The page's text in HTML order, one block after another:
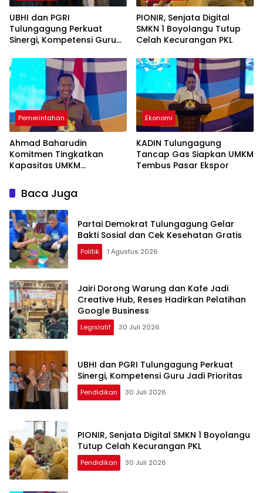
UBHI dan PGRI
Tulungagung Perkuat
Sinergi, Kompetensi Guru
PIONIR, Senjata Digital
SMKN 1 Boyolangu Tutup
Celah Kecurangan PKL
Pemerintahan
Ahmad Baharudin
Komitmen Tingkatkan
Kapasitas UMKM
Ekspor
Ekonomi
KADIN Tulungagung
Tancap Gas Siapkan UMKM
Tembus Pasar Ekspor
Baca Juga
Partai Demokrat Tulungagung Gelar
Bakti Sosial dan Cek Kesehatan Gratis
Politik 1 Agustus 2026
Jairi Dorong Warung dan Kafe Jadi
Creative Hub, Reses Hadirkan Pelatihan
Google Business
Legislatif 30 Juli 2026
UBHI dan PGRI Tulungagung Perkuat
Sinergi, Kompetensi Guru Jadi Prioritas
Pendidikan 30 Juli 2026
PIONIR, Senjata Digital SMKN 1 Boyolangu
Tutup Celah Kecurangan PKL
Pendidikan 30 Juli 2026